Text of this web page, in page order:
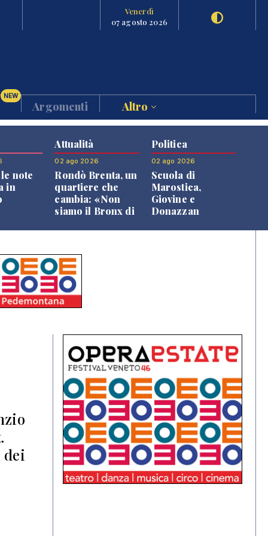
Venerdì
07 agosto 2026
NEW
Argomenti Altro
note
in
Attualità
02 ago 2026
Rondò Brenta, un
quartiere che
cambia: «Non
siamo il Bronx di
Politica
02 ago 2026
Scuola di
Marostica,
Giovine e
Donazzan
dei